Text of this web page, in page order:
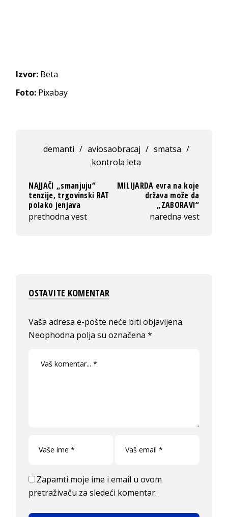
Izvor: Beta
Foto: Pixabay
demanti / aviosaobracaj / smatsa /
kontrola leta
NAJJAČI „smanjuju“
tenzije, trgovinski RAT
polako jenjava
prethodna vest
MILIJARDA evra na koje
država može da
„ZABORAVI“
naredna vest
OSTAVITE KOMENTAR
Vaša adresa e-pošte neće biti objavljena.
Neophodna polja su označena*
Zapamti moje ime i email u ovom
pretraživaču za sledeći komentar.